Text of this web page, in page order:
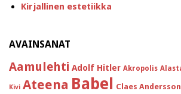
Kirjallinen estetiikka
AVAINSANAT
Aamulehti Adolf Hitler Akropolis
Kivi Ateena Babel Claes Andersson